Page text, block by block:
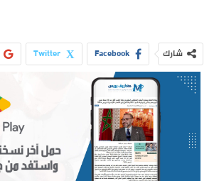
شارك Facebook
Twitter